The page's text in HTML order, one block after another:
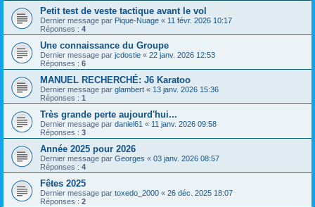
Petit test de veste tactique avant le vol
Dernier message par Pique-Nuage « 11 févr. 2026 10:17
Réponses : 4
Une connaissance du Groupe
Dernier message par jcdostie « 22 janv. 2026 12:53
Réponses : 6
MANUEL RECHERCHÉ: J6 Karatoo
Dernier message par glambert « 13 janv. 2026 15:36
Réponses : 1
Très grande perte aujourd'hui...
Dernier message par daniel61 « 11 janv. 2026 09:58
Réponses : 3
Année 2025 pour 2026
Dernier message par Georges « 03 janv. 2026 08:57
Réponses : 4
Fêtes 2025
Dernier message par toxedo_2000 « 26 déc. 2025 18:07
Réponses : 2